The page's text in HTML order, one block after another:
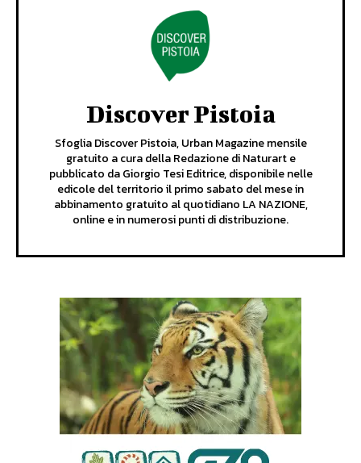
Discover Pistoia
Sfoglia Discover Pistoia, Urban Magazine mensile
gratuito a cura della Redazione di Naturart e
pubblicato da Giorgio Tesi Editrice, disponibile nelle
edicole del territorio il primo sabato del mese in
abbinamento gratuito al quotidiano LA NAZIONE,
online e in numerosi punti di distribuzione.